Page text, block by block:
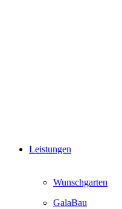
Leistungen
Wunschgarten
GalaBau